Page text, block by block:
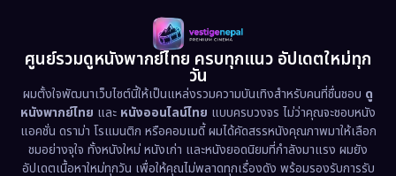
Disaster (13)
Disney+ (5)
Documentary สารคดี (94)
Drama ดราม่า (1,513)
1983
1978
1974
1962
ศูนย์รวมดูหนังพากย์ไทย ครบทุกแนว อัปเดตใหม่ทุก
วัน
ผมตั้งใจพัฒนาเว็บไซต์นี้ให้เป็นแหล่งรวมความบันเทิงสำหรับคนที่ชื่นชอบ ดู
หนังพากย์ไทย และ หนังออนไลน์ไทย แบบครบวงจร ไม่ว่าคุณจะชอบหนัง
แอคชั่น ดราม่า โรแมนติก หรือคอมเมดี้ ผมได้คัดสรรหนังคุณภาพมาให้เลือก
ชมอย่างจุใจ ทั้งหนังใหม่ หนังเก่า และหนังยอดนิยมที่กำลังมาแรง ผมยัง
อัปเดตเนื้อหาใหม่ทุกวัน เพื่อให้คุณไม่พลาดทุกเรื่องดัง พร้อมรองรับการรับ